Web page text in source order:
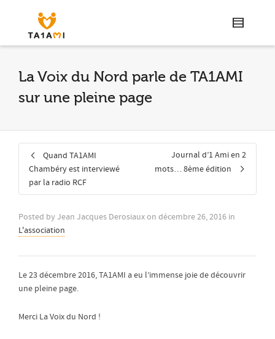
La Voix du Nord parle de TA1AMI
sur une pleine page
Quand TA1AMI
Chambéry est interviewé
par la radio RCF
Journal d’1 Ami en 2
mots… 8ème édition
Posted by Jean Jacques Derosiauxon décembre 26, 2016 in
L'association
Le 23 décembre 2016, TA1AMI a eu l’immense joie de découvrir
une pleine page.
Merci La Voix du Nord !